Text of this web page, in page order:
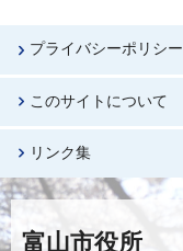
プライバシーポリシー
このサイトについて
リンク集
富山市役所